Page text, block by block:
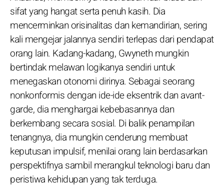
sifat yang hangat serta penuh kasih. Dia
mencerminkan orisinalitas dan kemandirian, sering
kali mengejar jalannya sendiri terlepas dari pendapat
orang lain. Kadang-kadang, Gwyneth mungkin
bertindak melawan logikanya sendiri untuk
menegaskan otonomi dirinya. Sebagai seorang
nonkonformis dengan ide-ide eksentrik dan avant-
garde, dia menghargai kebebasannya dan
berkembang secara sosial. Di balik penampilan
tenangnya, dia mungkin cenderung membuat
keputusan impulsif, menilai orang lain berdasarkan
perspektifnya sambil merangkul teknologi baru dan
peristiwa kehidupan yang tak terduga.